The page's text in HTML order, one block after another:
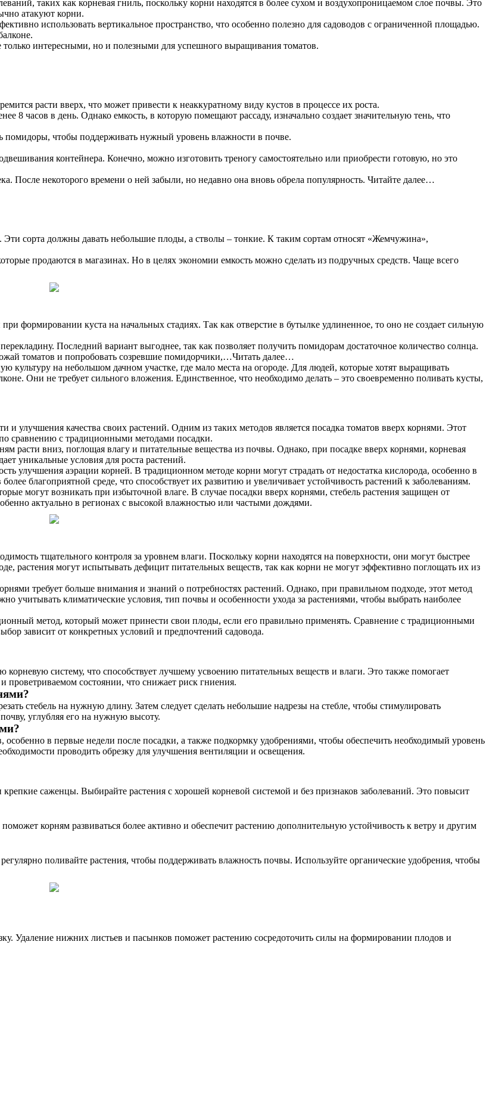
таких как корневая гниль, поскольку корни находятся в более сухом и воздухопроницаемом слое почвы. Это
атакуют корни.
использовать вертикальное пространство, что особенно полезно для садоводов с ограниченной площадью.
интересными, но и полезными для успешного выращивания томатов.
расти вверх, что может привести к неаккуратному виду кустов в процессе их роста.
8 часов в день. Однако емкость, в которую помещают рассаду, изначально создает значительную тень, что
помидоры, чтобы поддерживать нужный уровень влажности в почве.
контейнера. Конечно, можно изготовить треногу самостоятельно или приобрести готовую, но это
После некоторого времени о ней забыли, но недавно она вновь обрела популярность. Читайте далее…
сорта должны давать небольшие плоды, а стволы – тонкие. К таким сортам относят «Жемчужина»,
продаются в магазинах. Но в целях экономии емкость можно сделать из подручных средств. Чаще всего
формировании куста на начальных стадиях. Так как отверстие в бутылке удлиненное, то оно не создает сильную
Последний вариант выгоднее, так как позволяет получить помидорам достаточное количество солнца.
томатов и попробовать созревшие помидорчики,…Читать далее…
на небольшом дачном участке, где мало места на огороде. Для людей, которые хотят выращивать
Они не требует сильного вложения. Единственное, что необходимо делать – это своевременно поливать кусты,
качества своих растений. Одним из таких методов является посадка томатов вверх корнями. Этот
сравнению с традиционными методами посадки.
расти вниз, поглощая влагу и питательные вещества из почвы. Однако, при посадке вверх корнями, корневая
уникальные условия для роста растений.
улучшения аэрации корней. В традиционном методе корни могут страдать от недостатка кислорода, особенно в
благоприятной среде, что способствует их развитию и увеличивает устойчивость растений к заболеваниям.
могут возникать при избыточной влаге. В случае посадки вверх корнями, стебель растения защищен от
актуально в регионах с высокой влажностью или частыми дождями.
тщательного контроля за уровнем влаги. Поскольку корни находятся на поверхности, они могут быстрее
растения могут испытывать дефицит питательных веществ, так как корни не могут эффективно поглощать их из
требует больше внимания и знаний о потребностях растений. Однако, при правильном подходе, этот метод
учитывать климатические условия, тип почвы и особенности ухода за растениями, чтобы выбрать наиболее
метод, который может принести свои плоды, если его правильно применять. Сравнение с традиционными
зависит от конкретных условий и предпочтений садовода.
систему, что способствует лучшему усвоению питательных веществ и влаги. Это также помогает
проветриваемом состоянии, что снижает риск гниения.
стебель на нужную длину. Затем следует сделать небольшие надрезы на стебле, чтобы стимулировать
углубляя его на нужную высоту.
в первые недели после посадки, а также подкормку удобрениями, чтобы обеспечить необходимый уровень
проводить обрезку для улучшения вентиляции и освещения.
крепкие саженцы. Выбирайте растения с хорошей корневой системой и без признаков заболеваний. Это повысит
корням развиваться более активно и обеспечит растению дополнительную устойчивость к ветру и другим
поливайте растения, чтобы поддерживать влажность почвы. Используйте органические удобрения, чтобы
Удаление нижних листьев и пасынков поможет растению сосредоточить силы на формировании плодов и